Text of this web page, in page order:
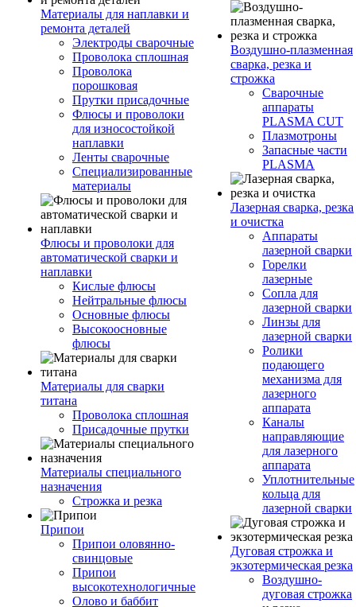
Материалы для наплавки и
ремонта деталей
Электроды сварочные
Проволока сплошная
Проволока
порошковая
Прутки присадочные
Флюсы и проволоки
для износостойкой
наплавки
Ленты сварочные
Специализированные
материалы
Флюсы и проволоки для
автоматической сварки и
наплавки
Кислые флюсы
Нейтральные флюсы
Основные флюсы
Высокоосновные
флюсы
Материалы для сварки
титана
Проволока сплошная
Присадочные прутки
Материалы специального
назначения
Строжка и резка
Припои
Припои оловянно-
свинцовые
Припои
высокотехнологичные
Олово и баббит
Воздушно-плазменная
сварка, резка и
строжка
Сварочные
аппараты
PLASMA CUT
Плазмотроны
Запасные части
PLASMA
Лазерная сварка, резка
и очистка
Аппараты
лазерной сварки
Горелки
лазерные
Сопла для
лазерной сварки
Линзы для
лазерной сварки
Ролики
подающего
механизма для
лазерного
аппарата
Каналы
направляющие
для лазерного
аппарата
Уплотнительные
кольца для
лазерной сварки
Дуговая строжка и
экзотермическая резка
Воздушно-
дуговая строжка